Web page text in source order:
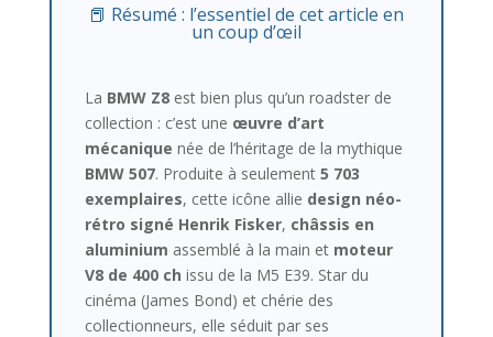
📕 Résumé : l’essentiel de cet article en
un coup d’œil
La BMW Z8est bien plus qu’un roadster de
collection : c’est une œuvre d’art
mécanique née de l’héritage de la mythique
BMW 507. Produite à seulement 5 703
exemplaires, cette icône allie design néo-
rétro signé Henrik Fisker, châssis en
aluminium assemblé à la main et moteur
V8 de 400 ch issu de la M5 E39. Star du
cinéma (James Bond) et chérie des
collectionneurs, elle séduit par ses